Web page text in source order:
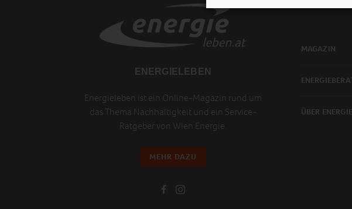
ENERGIELEBEN
Energieleben ist ein Online-Magazin rund um
das Thema Nachhaltigkeit und ein Service-
Ratgeber von Wien Energie.
MEHR DAZU
MAGAZIN
ÜBER